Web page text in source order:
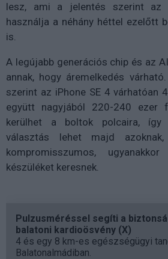
lesz, ami a jelentés szerint
használja a néhány héttel ezelőtt
is.
A legújabb generációs chip és az
annak, hogy áremelkedés
szerint az iPhone SE 4 várhatóan
együtt nagyjából 220-240 ezer
kerülhet a boltok polcaira, így
választás lehet majd
kompromisszumos,
készüléket keresnek.
Pulzusméréssel segíti a
balatoni kardioösvény (X)
4 és egy 8 km-es egészségügyi
Balatonalmádiban.